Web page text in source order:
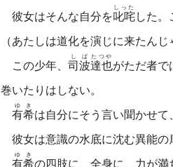
彼女はそんな自分を叱咤
しった
した。
（あたしは道化を演じに来たんじ
この少年、 司波
しば
達也
たつや
がただ者で
巻いたりはしない。
有希
ゆき
は自分にそう言い聞かせて
彼女は意識の水底に沈む異能の
有希
ゆき
の四肢に、全身に、力が満